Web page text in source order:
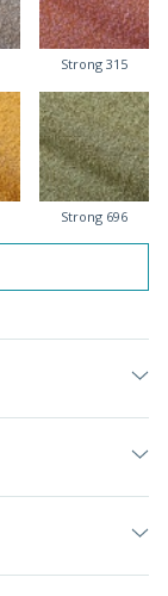
Strong 315
Strong 696